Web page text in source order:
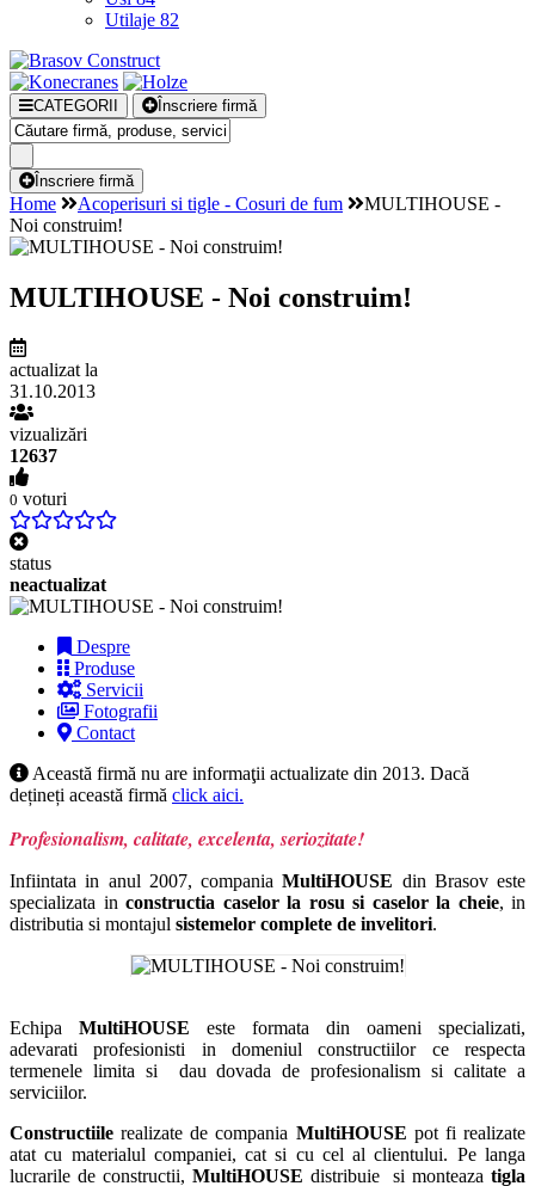
Utilaje 82
CATEGORII Înscriere firmă
Înscriere firmă
Home Acoperisuri si tigle - Cosuri de fum
MULTIHOUSE -
Noi construim!
MULTIHOUSE - Noi construim!
actualizat la
31.10.2013
vizualizări
12637
0 voturi
status
neactualizat
Despre
Produse
Servicii
Fotografii
Contact
Această firmă nu are informaţii actualizate din 2013. Dacă
dețineți această firmă click aici.
Profesionalism, calitate, excelenta, seriozitate!
Infiintata in anul 2007, companiaMultiHOUSE din Brasov este
specializata in constructia caselor la rosu si caselor la cheie, in
distributia si montajul sistemelor complete de invelitori.
Echipa MultiHOUSE este formata din oameni specializati,
adevarati profesionisti in domeniul constructiilor ce respecta
termenele limita si dau dovada de profesionalism si calitate a
serviciilor.
Constructiile realizate de compania MultiHOUSE pot fi realizate
atat cu materialul companiei, cat si cu cel al clientului. Pe langa
lucrarile de constructii, MultiHOUSE distribuie si monteaza tigla